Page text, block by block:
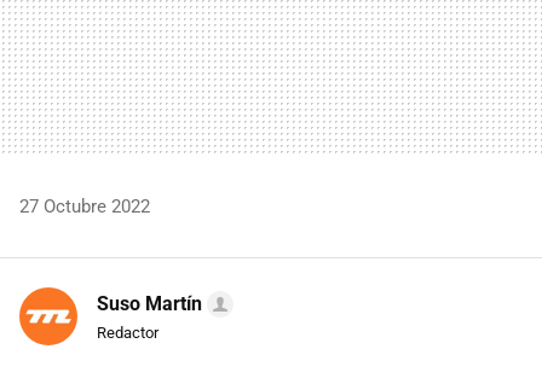
27 Octubre 2022
Suso Martín
Redactor